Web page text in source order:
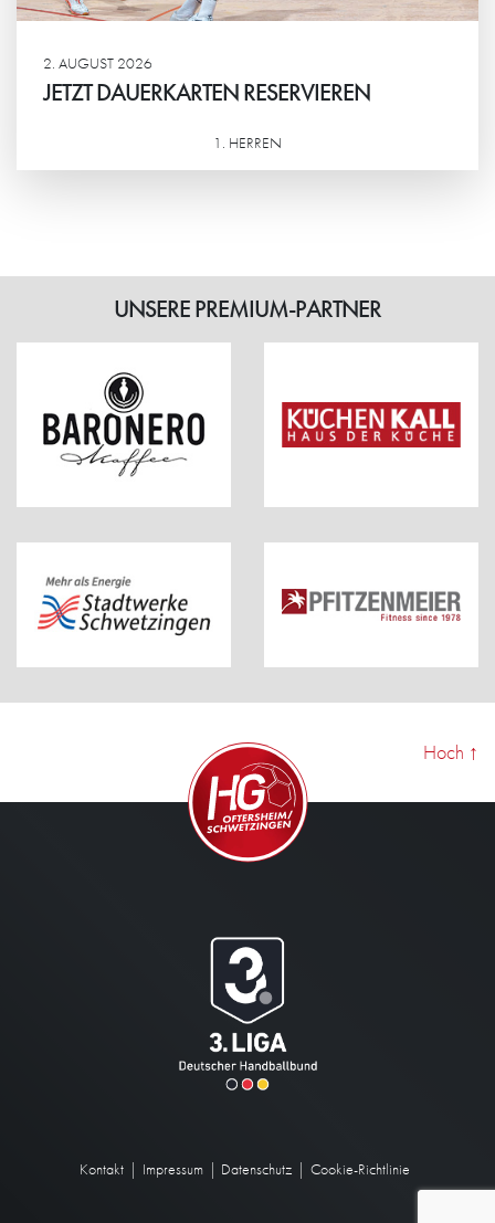
2. AUGUST 2026
JETZT DAUERKARTEN RESERVIEREN
1. HERREN
UNSERE PREMIUM-PARTNER
Hoch ↑
Kontakt Impressum Datenschutz Cookie-Richtlinie